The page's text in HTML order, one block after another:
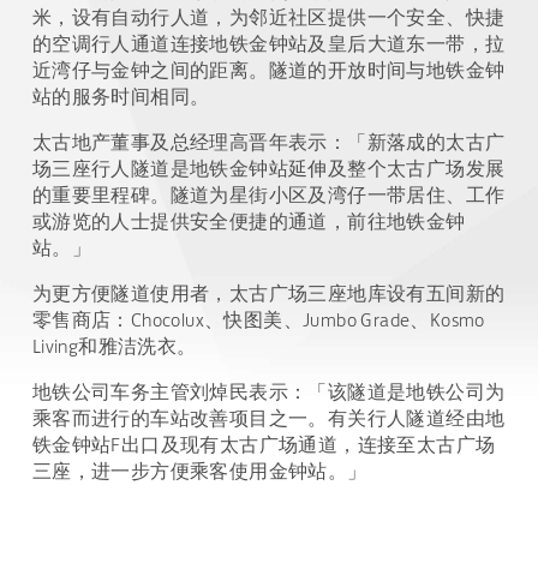
米，设有自动行人道，为邻近社区提供一个安全、快捷
的空调行人通道连接地铁金钟站及皇后大道东一带，拉
近湾仔与金钟之间的距离。隧道的开放时间与地铁金钟
站的服务时间相同。
太古地产董事及总经理高晋年表示：「新落成的太古广
场三座行人隧道是地铁金钟站延伸及整个太古广场发展
的重要里程碑。隧道为星街小区及湾仔一带居住、工作
或游览的人士提供安全便捷的通道，前往地铁金钟
站。」
为更方便隧道使用者，太古广场三座地库设有五间新的
零售商店：Chocolux、快图美、Jumbo Grade、Kosmo
Living和雅洁洗衣。
地铁公司车务主管刘焯民表示：「该隧道是地铁公司为
乘客而进行的车站改善项目之一。有关行人隧道经由地
铁金钟站F出口及现有太古广场通道，连接至太古广场
三座，进一步方便乘客使用金钟站。」